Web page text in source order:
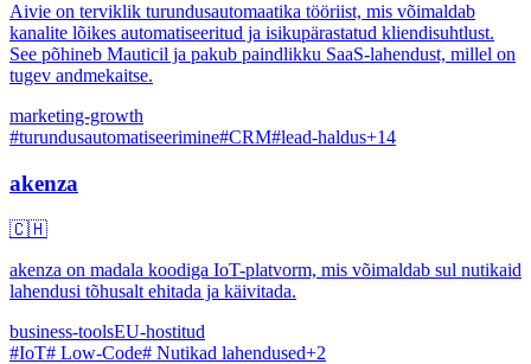
Aivie on terviklik turundusautomaatika tööriist, mis võimaldab
kanalite lõikes automatiseeritud ja isikupärastatud kliendisuhtlust.
See põhineb Mauticil ja pakub paindlikku SaaS-lahendust, millel on
tugev andmekaitse.
marketing-growth
#turundusautomatiseerimine#CRM#lead-haldus+14
akenza
🇨🇭
akenza on madala koodiga IoT-platvorm, mis võimaldab sul nutikaid
lahendusi tõhusalt ehitada ja käivitada.
business-toolsEU-hostitud
#IoT# Low-Code# Nutikad lahendused+2